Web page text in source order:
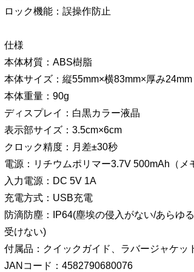
ロック機能：誤操作防止
仕様
本体材質：ABS樹脂
本体サイズ：縦55mm×横83mm×厚み24mm
本体重量：90g
ディスプレイ：白黒カラー液晶
表示部サイズ：3.5cm×6cm
クロック精度：月差±30秒
電源：リチウムポリマー3.7V 500mAh（
入力電源：DC 5V 1A
充電方式：USB充電
防滴防塵：IP64(塵埃の侵入がない/あらゆ
受けない)
付属品：クイックガイド、ラバージャケッ
JANコード：4582790680076